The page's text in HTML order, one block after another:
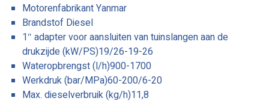
Motorenfabrikant Yanmar
Brandstof Diesel
1″ adapter voor aansluiten van tuinslangen aan de
drukzijde (kW/PS)19/26-19-26
Wateropbrengst (l/h)900-1700
Werkdruk (bar/MPa)60-200/6-20
Max. dieselverbruik (kg/h)11,8